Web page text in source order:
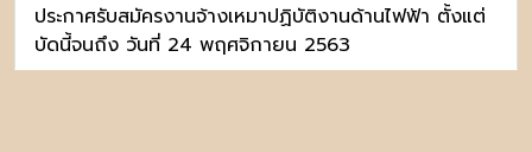
ประกาศรับสมัครงานจ้างเหมาปฏิบัติงานด้านไฟฟ้า ตั้งแต่
บัดนี้จนถึง วันที่ 24 พฤศจิกายน 2563